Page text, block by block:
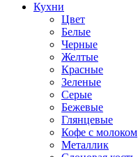
Кухни
Цвет
Белые
Черные
Желтые
Красные
Зеленые
Серые
Бежевые
Глянцевые
Кофе с молоком
Металлик